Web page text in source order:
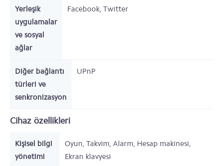
Yerleşik
uygulamalar
ve sosyal
ağlar
Facebook, Twitter
Diğer bağlantı
türleri ve
senkronizasyon
UPnP
Cihaz özellikleri
Kişisel bilgi
yönetimi
Oyun, Takvim, Alarm, Hesap makinesi,
Ekran klavyesi